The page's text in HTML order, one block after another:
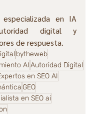
en IA
digital y
de respuesta.
bytheweb
AIAutoridad Digital
en SEO AI
GEO
en SEO ai